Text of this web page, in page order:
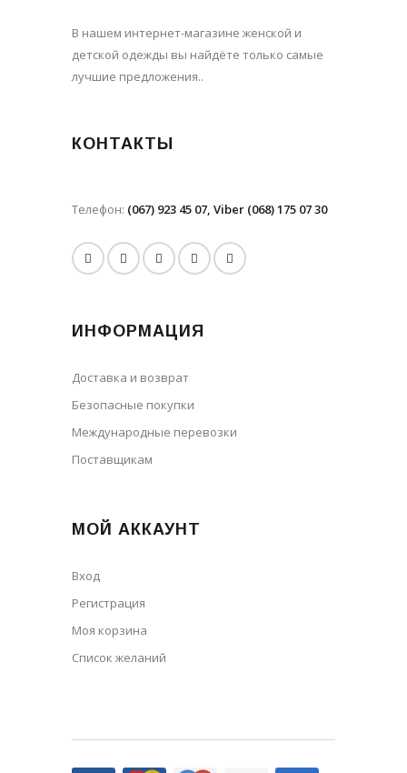
В нашем интернет-магазине женской и
детской одежды вы найдёте только самые
лучшие предложения..
КОНТАКТЫ
Телефон: (067) 923 45 07, Viber (068) 175 07 30
ИНФОРМАЦИЯ
Доставка и возврат
Безопасные покупки
Международные перевозки
Поставщикам
МОЙ АККАУНТ
Вход
Регистрация
Моя корзина
Cписок желаний